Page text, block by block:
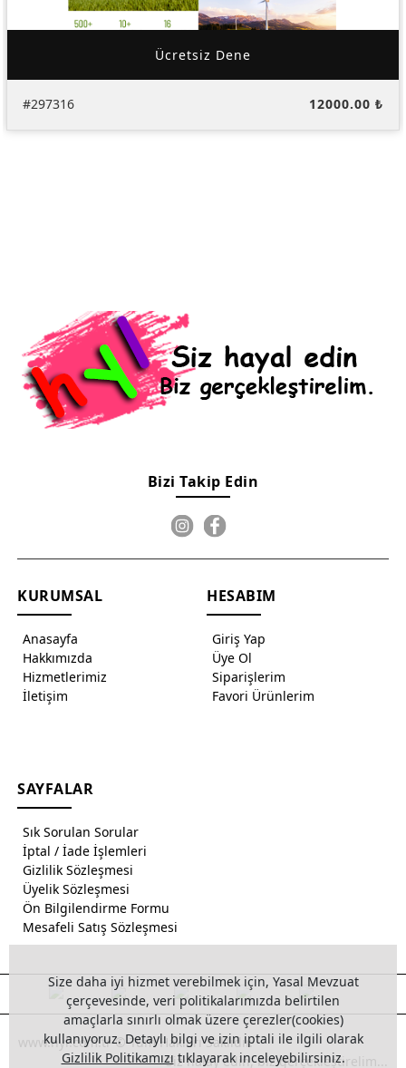
Ücretsiz Dene
#297316 12000.00 ₺
Size daha iyi hizmet verebilmek için, Yasal Mevzuat
çerçevesinde, veri politikalarımızda belirtilen
amaçlarla sınırlı olmak üzere çerezler(cookies)
kullanıyoruz. Detaylı bilgi ve izin iptali ile ilgili olarak
Gizlilik Politikamızı tıklayarak inceleyebilirsiniz.
Bizi Takip Edin
KURUMSAL
Anasayfa
Hakkımızda
Hizmetlerimiz
İletişim
HESABIM
Giriş Yap
Üye Ol
Siparişlerim
Favori Ürünlerim
SAYFALAR
Sık Sorulan Sorular
İptal / İade İşlemleri
Gizlilik Sözleşmesi
Üyelik Sözleşmesi
Ön Bilgilendirme Formu
Mesafeli Satış Sözleşmesi
www.hyl.com.tr © Tüm Hakları Saklıdır.
Siz halay edin, biz gerçekleştirelim...